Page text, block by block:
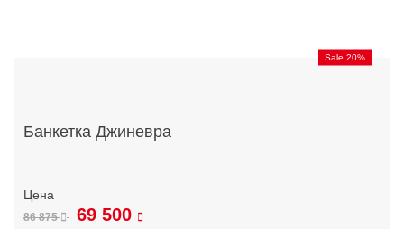
Sale 20%
Банкетка Джиневра
86 875 69 500